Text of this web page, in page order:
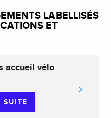
LABELLISÉS
ET
accueil vélo
SUITE